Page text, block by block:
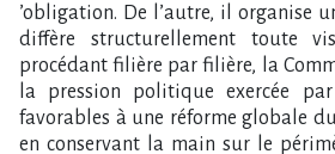
‌’obligation. De l​‌’autre, il organise
diffère structurellement toute
procédant filière par filière, la
la pression politique exercée
favorables à une réforme globale
en conservant la main sur le